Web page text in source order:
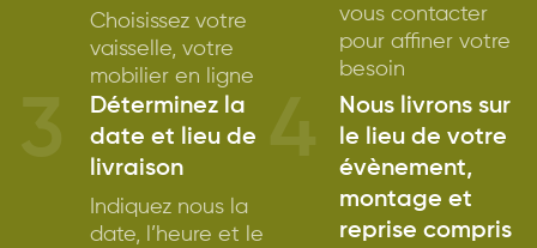
Choisissez votre
vaisselle, votre
mobilier en ligne
vous contacter
pour affiner votre
besoin
Déterminez la
date et lieu de
livraison
Indiquez nous la
date, l’heure et le
Nous livrons sur
le lieu de votre
évènement,
montage et
reprise compris